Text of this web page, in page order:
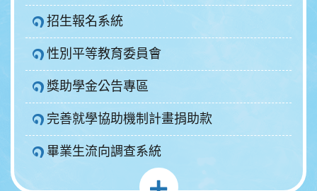
招生報名系統
性別平等教育委員會
獎助學金公告專區
完善就學協助機制計畫捐助款
畢業生流向調查系統